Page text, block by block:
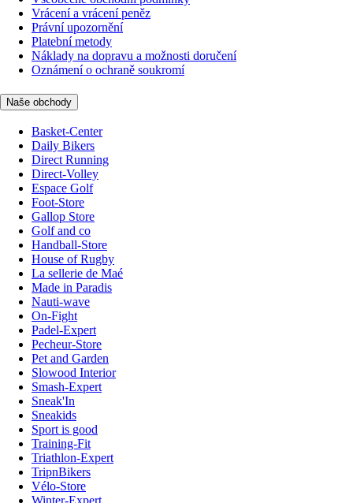
Vrácení a vrácení peněz
Právní upozornění
Platební metody
Náklady na dopravu a možnosti doručení
Oznámení o ochraně soukromí
Naše obchody
Basket-Center
Daily Bikers
Direct Running
Direct-Volley
Espace Golf
Foot-Store
Gallop Store
Golf and co
Handball-Store
House of Rugby
La sellerie de Maé
Made in Paradis
Nauti-wave
On-Fight
Padel-Expert
Pecheur-Store
Pet and Garden
Slowood Interior
Smash-Expert
Sneak'In
Sneakids
Sport is good
Training-Fit
Triathlon-Expert
TripnBikers
Vélo-Store